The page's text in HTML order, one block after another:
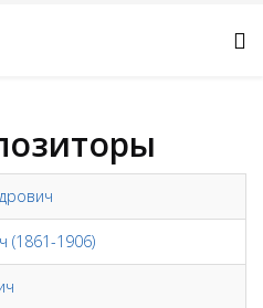
(1861-1906)